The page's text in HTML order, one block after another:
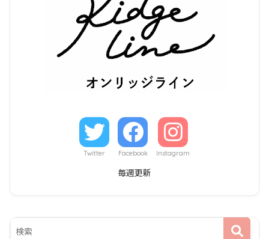
Twitter Facebook Instagram
毎週更新